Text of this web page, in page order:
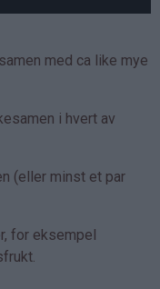
med ca like mye
i hvert av
(eller minst et par
for eksempel